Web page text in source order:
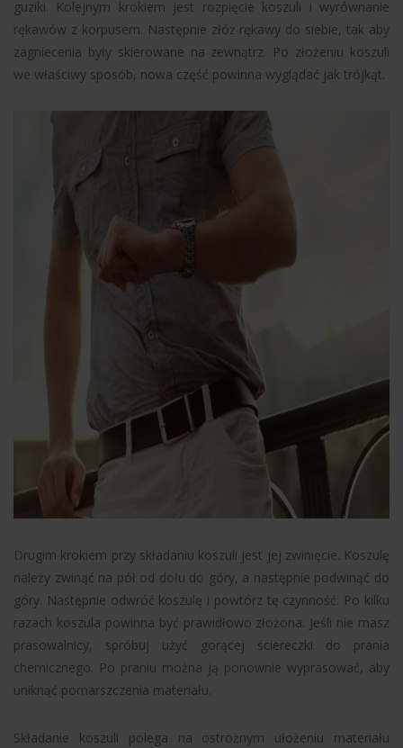
guziki. Kolejnym krokiem jest rozpięcie koszuli i wyrównanie
rękawów z korpusem. Następnie złóż rękawy do siebie, tak aby
zagniecenia były skierowane na zewnątrz. Po złożeniu koszuli
we właściwy sposób, nowa część powinna wyglądać jak trójkąt.
Drugim krokiem przy składaniu koszuli jest jej zwinięcie. Koszulę
należy zwinąć na pół od dołu do góry, a następnie podwinąć do
góry. Następnie odwróć koszulę i powtórz tę czynność. Po kilku
razach koszula powinna być prawidłowo złożona. Jeśli nie masz
prasowalnicy, spróbuj użyć gorącej ściereczki do prania
chemicznego. Po praniu można ją ponownie wyprasować, aby
uniknąć pomarszczenia materiału.
Składanie koszuli polega na ostrożnym ułożeniu materiału